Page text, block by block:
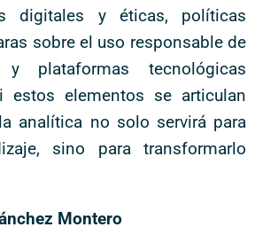
digitales y éticas, políticas
sobre el uso responsable de
plataformas tecnológicas
estos elementos se articulan
analítica no solo servirá para
sino para transformarlo
Montero